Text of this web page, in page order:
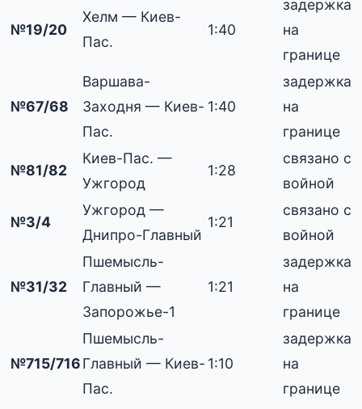
№19/20
Хелм — Киев-
Пас.
1:40
задержка
на
границе
№67/68
Варшава-
Заходня — Киев-
Пас.
1:40
задержка
на
границе
№81/82
Киев-Пас. —
Ужгород
1:28
связано с
войной
№3/4
Ужгород —
Днипро-Главный
1:21
связано с
войной
№31/32
Пшемысль-
Главный —
Запорожье-1
1:21
задержка
на
границе
№715/716
Пшемысль-
Главный — Киев-
Пас.
1:10
задержка
на
границе